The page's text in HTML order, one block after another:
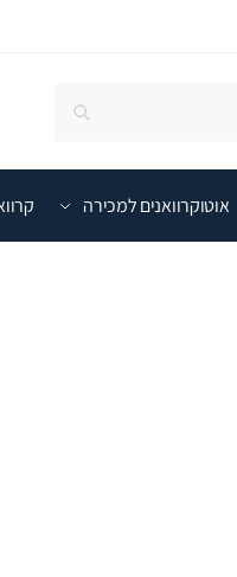
אוטוקרוואנים למכירה